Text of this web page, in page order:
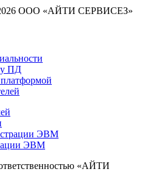
ООО «АЙТИ СЕРВИСЕЗ»
ПД
ЭВМ
ЭВМ
«АЙТИ